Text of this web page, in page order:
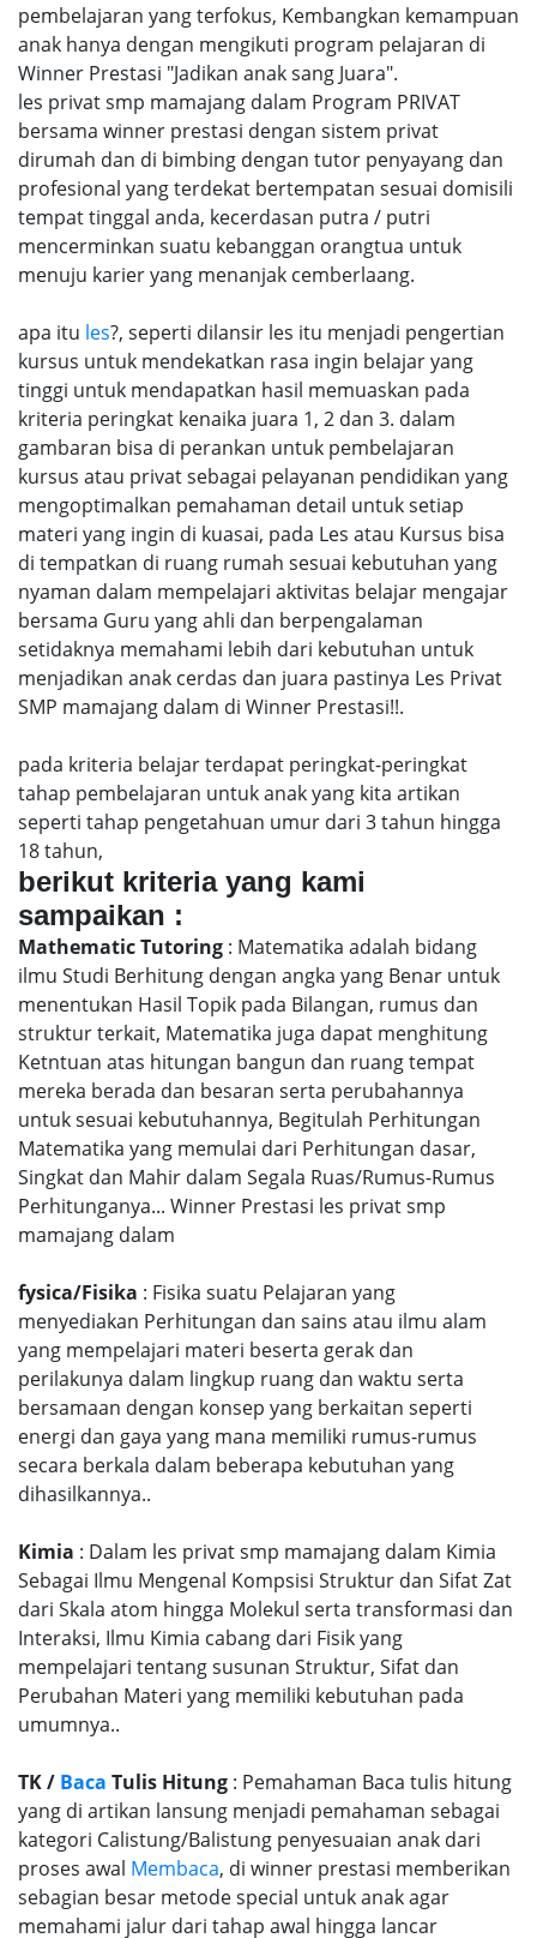
pembelajaran yang terfokus, Kembangkan kemampuan
anak hanya dengan mengikuti program pelajaran di
Winner Prestasi "Jadikan anak sang Juara".
les privat smp mamajang dalam Program PRIVAT
bersama winner prestasi dengan sistem privat
dirumah dan di bimbing dengan tutor penyayang dan
profesional yang terdekat bertempatan sesuai domisili
tempat tinggal anda, kecerdasan putra / putri
mencerminkan suatu kebanggan orangtua untuk
menuju karier yang menanjak cemberlaang.
apa itu les?, seperti dilansir les itu menjadi pengertian
kursus untuk mendekatkan rasa ingin belajar yang
tinggi untuk mendapatkan hasil memuaskan pada
kriteria peringkat kenaika juara 1, 2 dan 3. dalam
gambaran bisa di perankan untuk pembelajaran
kursus atau privat sebagai pelayanan pendidikan yang
mengoptimalkan pemahaman detail untuk setiap
materi yang ingin di kuasai, pada Les atau Kursus bisa
di tempatkan di ruang rumah sesuai kebutuhan yang
nyaman dalam mempelajari aktivitas belajar mengajar
bersama Guru yang ahli dan berpengalaman
setidaknya memahami lebih dari kebutuhan untuk
menjadikan anak cerdas dan juara pastinya Les Privat
SMP mamajang dalam di Winner Prestasi!!.
pada kriteria belajar terdapat peringkat-peringkat
tahap pembelajaran untuk anak yang kita artikan
seperti tahap pengetahuan umur dari 3 tahun hingga
18 tahun,
berikut kriteria yang kami
sampaikan :
Mathematic Tutoring : Matematika adalah bidang
ilmu Studi Berhitung dengan angka yang Benar untuk
menentukan Hasil Topik pada Bilangan, rumus dan
struktur terkait, Matematika juga dapat menghitung
Ketntuan atas hitungan bangun dan ruang tempat
mereka berada dan besaran serta perubahannya
untuk sesuai kebutuhannya, Begitulah Perhitungan
Matematika yang memulai dari Perhitungan dasar,
Singkat dan Mahir dalam Segala Ruas/Rumus-Rumus
Perhitunganya... Winner Prestasi les privat smp
mamajang dalam
fysica/Fisika : Fisika suatu Pelajaran yang
menyediakan Perhitungan dan sains atau ilmu alam
yang mempelajari materi beserta gerak dan
perilakunya dalam lingkup ruang dan waktu serta
bersamaan dengan konsep yang berkaitan seperti
energi dan gaya yang mana memiliki rumus-rumus
secara berkala dalam beberapa kebutuhan yang
dihasilkannya..
Kimia : Dalam les privat smp mamajang dalam Kimia
Sebagai Ilmu Mengenal Kompsisi Struktur dan Sifat Zat
dari Skala atom hingga Molekul serta transformasi dan
Interaksi, Ilmu Kimia cabang dari Fisik yang
mempelajari tentang susunan Struktur, Sifat dan
Perubahan Materi yang memiliki kebutuhan pada
umumnya..
TK / Baca Tulis Hitung : Pemahaman Baca tulis hitung
yang di artikan lansung menjadi pemahaman sebagai
kategori Calistung/Balistung penyesuaian anak dari
proses awal Membaca, di winner prestasi memberikan
sebagian besar metode special untuk anak agar
memahami jalur dari tahap awal hingga lancar